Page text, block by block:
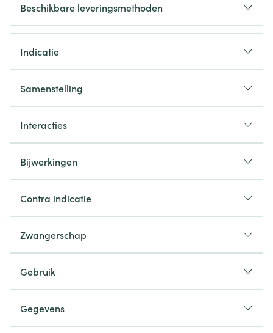
Beschikbare leveringsmethoden
Indicatie
Samenstelling
Interacties
Bijwerkingen
Contra indicatie
Zwangerschap
Gebruik
Gegevens